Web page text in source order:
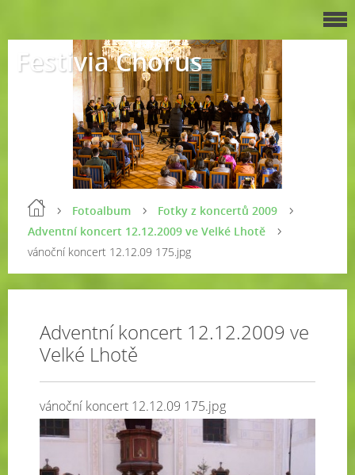
Festivia Chorus
Fotoalbum
Fotky z koncertů 2009
Adventní koncert 12.12.2009 ve Velké Lhotě
vánoční koncert 12.12.09 175.jpg
Adventní koncert 12.12.2009 ve
Velké Lhotě
vánoční koncert 12.12.09 175.jpg